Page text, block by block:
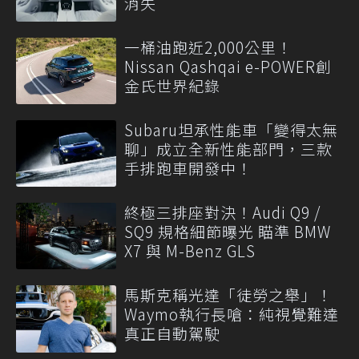
一桶油跑近2,000公里！
Nissan Qashqai e-POWER創
金氏世界紀錄
Subaru坦承性能車「變得太無
聊」成立全新性能部門，三款
手排跑車開發中！
終極三排座對決！Audi Q9 /
SQ9 規格細節曝光 瞄準 BMW
X7 與 M-Benz GLS
馬斯克稱光達「徒勞之舉」！
Waymo執行長嗆：純視覺難達
真正自動駕駛